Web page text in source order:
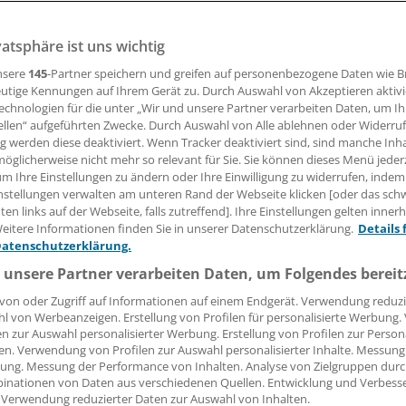
deren Verordnungen deutlich über dem Durchschnitt
13:17 Uhr
dem heutigen Montag will die DAK Gesundheit 8850
in ganz Deutschland durch Praxisbetreuer aufsuchen
Ärzten anbieten, sich bei der Verordnung von
beraten zu lassen. Das bestätigt Helge Dickau,
sollen alle Praxen, die bei Verordnungen von häuslicher
um 25 Prozent oder mehr über dem DAK-Schnitt
1000 Euro Kosten pro Fall verursachen.
ist uns wichtig
145-Partner speichern und greifen auf personenbezogene Daten wie
Kennungen auf Ihrem Gerät zu. Durch Auswahl von Akzeptieren
für die unter „Wir und unsere Partner verarbeiten Daten, um
aufgeführten Zwecke. Durch Auswahl von Alle ablehnen oder
werden diese deaktiviert. Wenn Tracker deaktiviert sind, sind manche
nicht mehr so relevant für Sie. Sie können dieses Menü
Ihre Einstellungen zu ändern oder Ihre Einwilligung zu widerrufen, indem
verwalten am unteren Rand der Webseite klicken [oder das
links auf der Webseite, falls zutreffend]. Ihre Einstellungen gelten
Informationen finden Sie in unserer Datenschutzerklärung. Details
Partner verarbeiten Daten, um Folgendes
oder Zugriff auf Informationen auf einem Endgerät. Verwendung
von Werbeanzeigen. Erstellung von Profilen für personalisierte
zur Auswahl personalisierter Werbung. Erstellung von Profilen zur
Verwendung von Profilen zur Auswahl personalisierter Inhalte.
Messung der Performance von Inhalten. Analyse von Zielgruppen
von Daten aus verschiedenen Quellen. Entwicklung und
reduzierter Daten zur Auswahl von Inhalten.